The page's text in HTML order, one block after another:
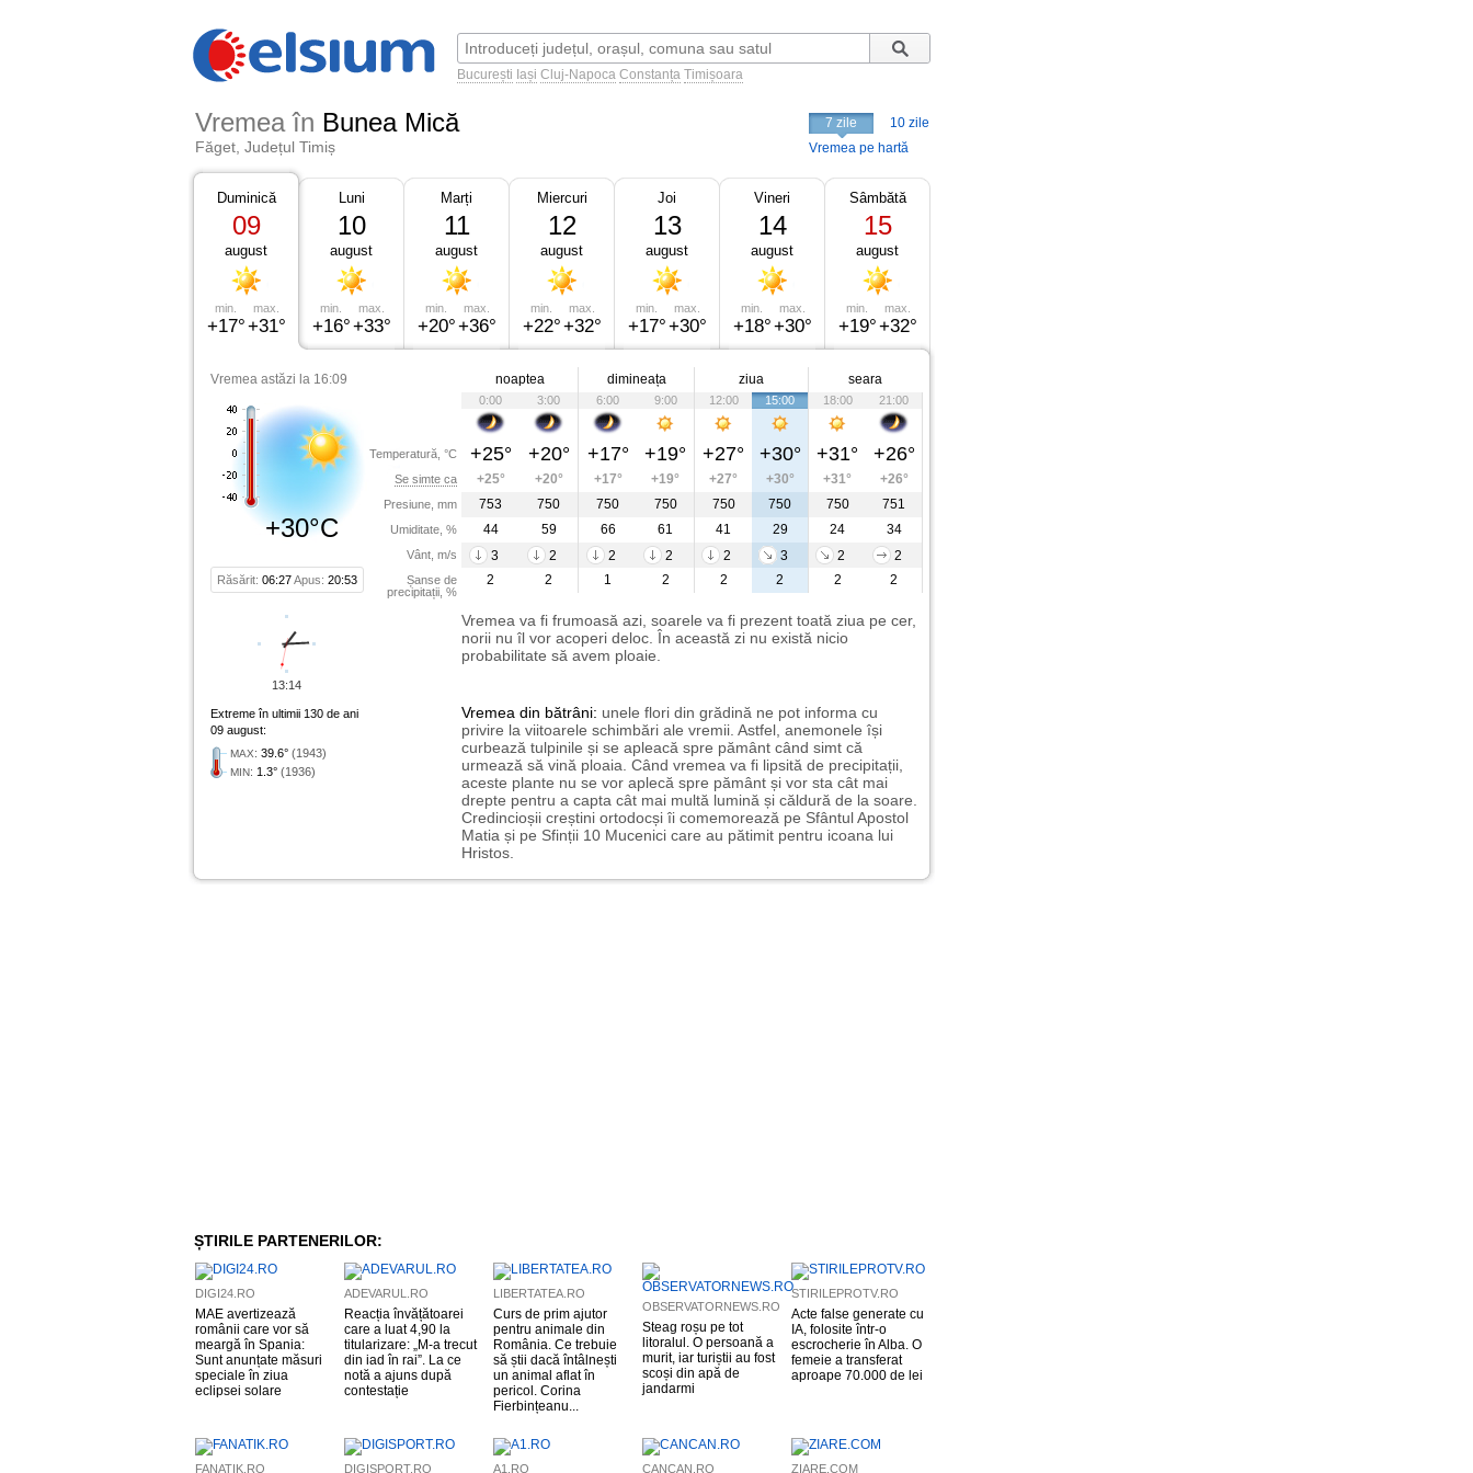
București Iași Cluj-Napoca Constanța Timișoara
Vremea în Bunea Mică
Făget, Județul Timiș
7 zile
10 zile
Vremea pe hartă
Duminică
09
august
min.
+17°
max.
+31°
Luni
10
august
min.
+16°
max.
+33°
Marți
11
august
min.
+20°
max.
+36°
Miercuri
12
august
min.
+22°
max.
+32°
Joi
13
august
min.
+17°
max.
+30°
Vineri
14
august
min.
+18°
max.
+30°
Sâmbătă
15
august
min.
+19°
max.
+32°
Vremea astăzi la 16:09
+30°C
Răsărit: 06:27Apus: 20:53
Temperatură, °C
Se simte ca
Presiune, mm
Umiditate, %
Vânt, m/s
Șanse de
precipitații, %
noaptea dimineața ziua seara
0:00 3:00 6:00 9:00 12:00 15:00 18:00 21:00
+25° +20° +17° +19° +27° +30° +31° +26°
+25° +20° +17° +19° +27° +30° +31°
+26°
753
750 750 750 750 750 750
751
44
59 66 61 41 29 24
34
3
2 2 2 2 3 2
2
2
2 1 2 2 2 2 2
Vremea va fi frumoasă azi, soarele va fi prezent toată ziua pe cer,
norii nu îl vor acoperi deloc. În această zi nu există nicio
probabilitate să avem ploaie.
Extreme în ultimii 130 de ani
09 august:
MAX: 39.6° (1943)
MIN: 1.3° (1936)
Vremea din bătrâni: unele flori din grădină ne pot informa cu
privire la viitoarele schimbări ale vremii. Astfel, anemonele își
curbează tulpinile și se apleacă spre pământ când simt că
urmează să vină ploaia. Când vremea va fi lipsită de precipitații,
aceste plante nu se vor aplecă spre pământ și vor sta cât mai
drepte pentru a capta cât mai multă lumină și căldură de la soare.
Credincioșii creștini ortodocși îi comemorează pe Sfântul Apostol
Matia și pe Sfinții 10 Mucenici care au pătimit pentru icoana lui
Hristos.
13:14
ȘTIRILE PARTENERILOR:
DIGI24.RO
MAE avertizează
românii care vor să
meargă în Spania:
Sunt anunțate măsuri
speciale în ziua
eclipsei solare
ADEVARUL.RO
Reacția învățătoarei
care a luat 4,90 la
titularizare: „M-a trecut
din iad în rai”. La ce
notă a ajuns după
contestație
LIBERTATEA.RO
Curs de prim ajutor
pentru animale din
România. Ce trebuie
să știi dacă întâlnești
un animal aflat în
pericol. Corina
Fierbințeanu...
OBSERVATORNEWS.RO
Steag roșu pe tot
litoralul. O persoană a
murit, iar turiștii au fost
scoși din apă de
jandarmi
STIRILEPROTV.RO
Acte false generate cu
IA, folosite într-o
escrocherie în Alba. O
femeie a transferat
aproape 70.000 de lei
FANATIK.RO DIGISPORT.RO A1.RO CANCAN.RO ZIARE.COM